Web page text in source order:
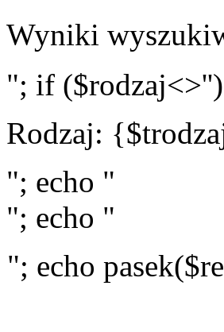
Wyniki
"; if
Rodzaj:
"; echo "
"; echo "
"; echo